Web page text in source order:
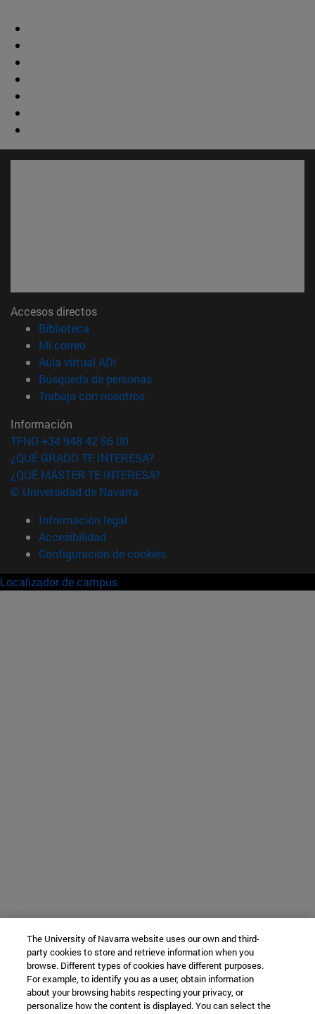
Accesos directos
Biblioteca
Mi correo(abre en nueva ventana)
Aula virtual ADI
Búsqueda de personas(abre en nueva ventana)
Trabaja con nosotros(abre en nueva ventana)
Información
TFNO +34 948 42 56 00
¿QUÉ GRADO TE INTERESA?
¿QUÉ MÁSTER TE INTERESA?
© Universidad de Navarra
Información legal
Accesibilidad
Configuración de cookies
Localizador de campus
The University of Navarra website uses our own and third-
party cookies to store and retrieve information when you
browse. Different types of cookies have different purposes.
For example, to identify you as a user, obtain information
about your browsing habits respecting your privacy, or
personalize how the content is displayed. You can select the